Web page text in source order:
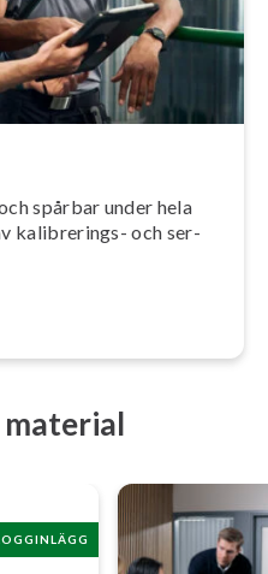
spårbar under hela
ka­libre­rings- och ser­